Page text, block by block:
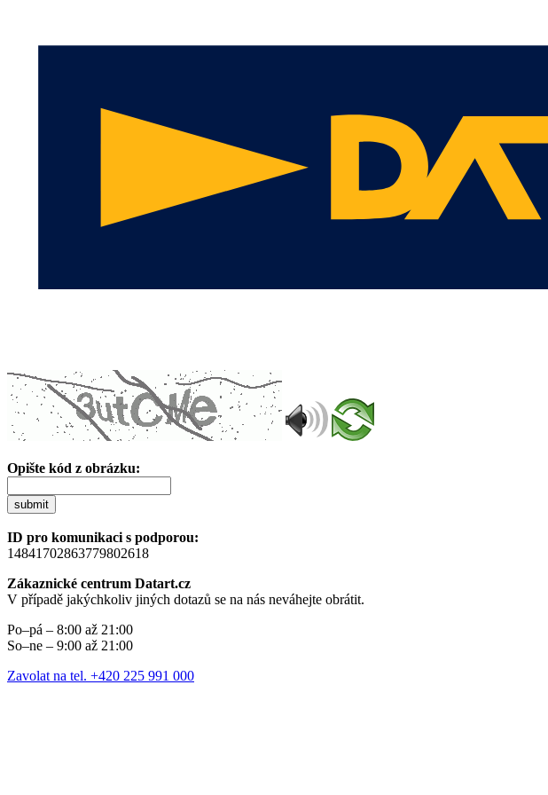
Opište kód z obrázku:
submit
ID pro komunikaci s podporou:
14841702863779802618
Zákaznické centrum Datart.cz
V případě jakýchkoliv jiných dotazů se na nás neváhejte obrátit.
Po–pá – 8:00 až 21:00
So–ne – 9:00 až 21:00
Zavolat na tel. +420 225 991 000